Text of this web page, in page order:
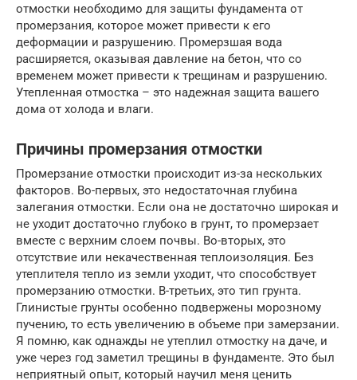
отмостки необходимо для защиты фундамента от
промерзания, которое может привести к его
деформации и разрушению. Промерзшая вода
расширяется, оказывая давление на бетон, что со
временем может привести к трещинам и разрушению.
Утепленная отмостка – это надежная защита вашего
дома от холода и влаги.
Причины промерзания отмостки
Промерзание отмостки происходит из-за нескольких
факторов. Во-первых, это недостаточная глубина
залегания отмостки. Если она не достаточно широкая и
не уходит достаточно глубоко в грунт, то промерзает
вместе с верхним слоем почвы. Во-вторых, это
отсутствие или некачественная теплоизоляция. Без
утеплителя тепло из земли уходит, что способствует
промерзанию отмостки. В-третьих, это тип грунта.
Глинистые грунты особенно подвержены морозному
пучению, то есть увеличению в объеме при замерзании.
Я помню, как однажды не утеплил отмостку на даче, и
уже через год заметил трещины в фундаменте. Это был
неприятный опыт, который научил меня ценить